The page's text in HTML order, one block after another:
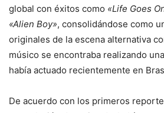
global con éxitos como «Life Goes
«Alien Boy», consolidándose como
originales de la escena alternativa
músico se encontraba realizando
había actuado recientemente en
De acuerdo con los primeros